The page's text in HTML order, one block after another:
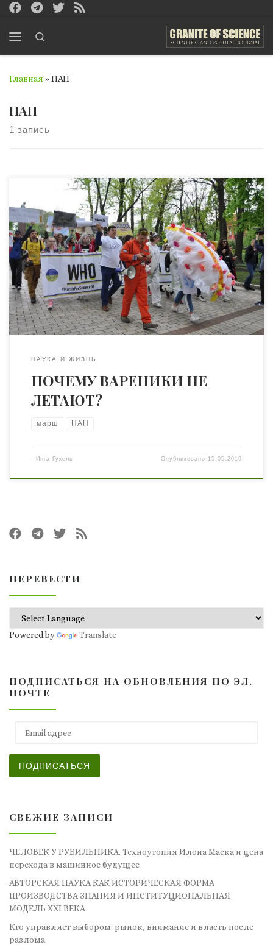
Перейти к содержимому
Главная » НАН
НАН
1 запись
04 мая 2019 года в Киеве прошёл марш украинских
ученых в поддержку украинской науки. По информации
некоторых СМИ марш был, в том числе, организован
Институтом физики НАН Украины. На марше учёные
выступили за ускорение процесса реформирования
научной сферы, в том числе просили запустить
полноценную работу Национального фонда
исследований, который с […]
НАУКА И ЖИЗНЬ
ПОЧЕМУ ВАРЕНИКИ НЕ
ЛЕТАЮТ?
марш НАН
- Инга Гукель Опубликовано 15.05.2019
ПЕРЕВЕСТИ
Powered by Translate
ПОДПИСАТЬСЯ НА ОБНОВЛЕНИЯ ПО ЭЛ.
ПОЧТЕ
ПОДПИСАТЬСЯ
СВЕЖИЕ ЗАПИСИ
ЧЕЛОВЕК У РУБИЛЬНИКА. Техноутопия Илона Маска и цена
перехода в машинное будущее
АВТОРСКАЯ НАУКА КАК ИСТОРИЧЕСКАЯ ФОРМА
ПРОИЗВОДСТВА ЗНАНИЯ И ИНСТИТУЦИОНАЛЬНАЯ
МОДЕЛЬ XXI ВЕКА
Кто управляет выбором: рынок, внимание и власть после
разлома